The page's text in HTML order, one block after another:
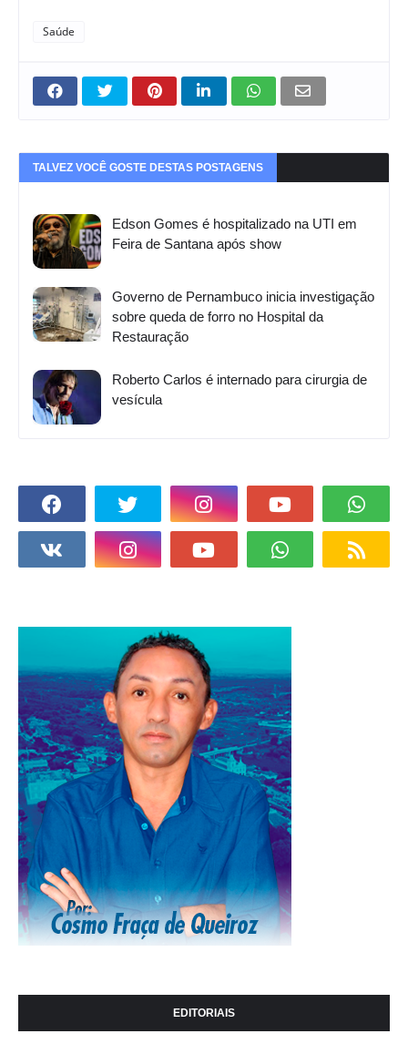
Saúde
TALVEZ VOCÊ GOSTE DESTAS POSTAGENS
Edson Gomes é hospitalizado na UTI em
Feira de Santana após show
Governo de Pernambuco inicia investigação
sobre queda de forro no Hospital da
Restauração
Roberto Carlos é internado para cirurgia de
vesícula
EDITORIAIS